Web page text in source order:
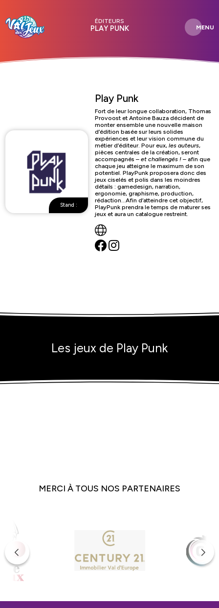
ÉDITEURS
PLAY PUNK MENU
Stand :
Play Punk
Fort de leur longue collaboration, Thomas
Provoost et Antoine Bauza décident de
monter ensemble une nouvelle maison
d’édition basée sur leurs solides
expériences et leur vision commune du
métier d’éditeur.Pour eux,les auteurs,
pièces centrales de la création, seront
accompagnés –et challengés ! – afin que
chaque jeu atteigne le maximum de son
potentiel.PlayPunk proposera donc des
jeux ciselés et polis dans les moindres
détails : gamedesign, narration,
ergonomie, graphisme, production,
rédaction…Afin d’atteindre cet objectif,
PlayPunk prendra le temps de maturer ses
jeux et aura un catalogue restreint.
Les jeux de Play Punk
MERCI À TOUS NOS PARTENAIRES